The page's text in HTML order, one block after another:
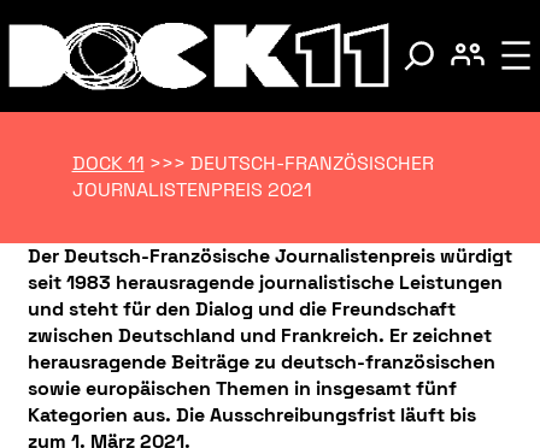
DOCK 11 >>> DEUTSCH-FRANZÖSISCHER
JOURNALISTENPREIS 2021
Der Deutsch-Französische Journalistenpreis würdigt
seit 1983 herausragende journalistische Leistungen
und steht für den Dialog und die Freundschaft
zwischen Deutschland und Frankreich. Er zeichnet
herausragende Beiträge zu deutsch-französischen
sowie europäischen Themen in insgesamt fünf
Kategorien aus. Die Ausschreibungsfrist läuft bis
zum 1. März 2021.